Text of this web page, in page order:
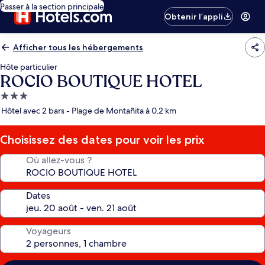
Passer à la section principale
Obtenir l’appli
Afficher tous les hébergements
Hôte particulier
ROCIO BOUTIQUE HOTEL
Hébergement
3.0 étoiles
Hôtel avec 2 bars - Plage de Montañita à 0,2 km
Choisissez des dates pour voir les prix
Où allez-vous ?
Dates
Voyageurs